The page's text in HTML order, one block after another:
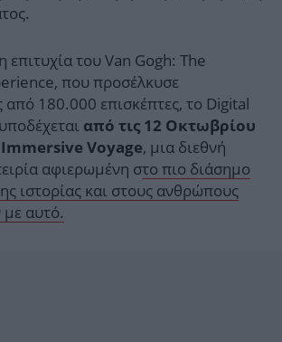
επιτυχία του Van Gogh: The
που προσέλκυσε
από 180.000 επισκέπτες, το Digital
από τις 12 Οκτωβρίου
Voyage, μια διεθνή
αφιερωμένη στο πιο διάσημο
ιστορίας και στους ανθρώπους
αυτό.